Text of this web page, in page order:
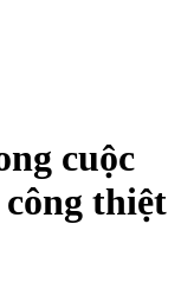
cuộc
thiệt